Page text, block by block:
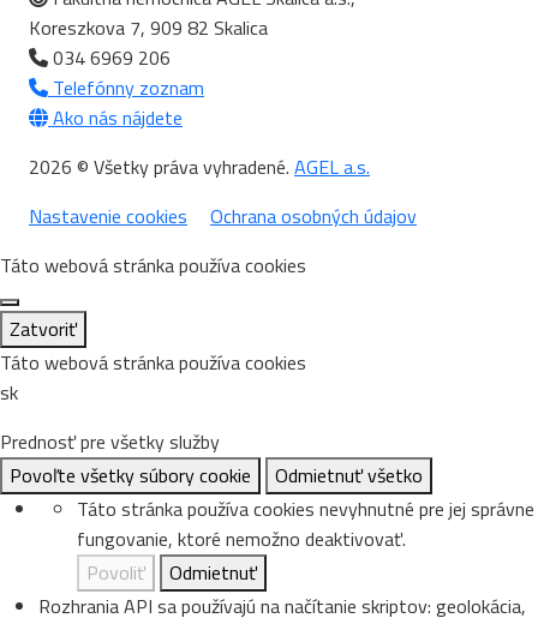
Koreszkova 7, 909 82 Skalica
034 6969 206
Telefónny zoznam
Ako nás nájdete
2026 © Všetky práva vyhradené. AGEL a.s.
Nastavenie cookies
Ochrana osobných údajov
Táto webová stránka používa cookies
Zatvoriť
Táto webová stránka používa cookies
sk
Prednosť pre všetky služby
Povoľte všetky súbory cookie
Odmietnuť všetko
Táto stránka používa cookies nevyhnutné pre jej správne
fungovanie, ktoré nemožno deaktivovať.
Povoliť
Odmietnuť
Rozhrania API sa používajú na načítanie skriptov: geolokácia,